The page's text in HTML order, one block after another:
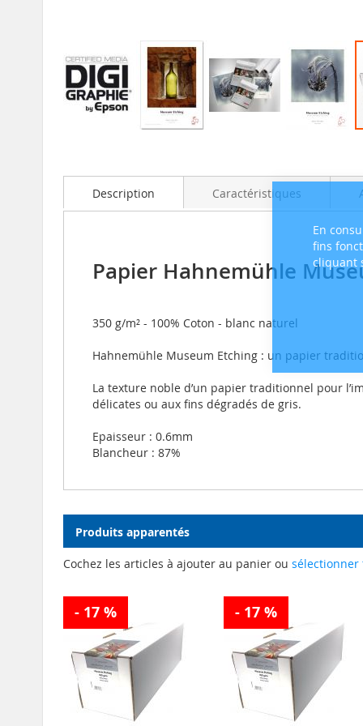
En
fins
cliquant
beginningDescription
Papier Hahnemühle
350 g/m² - 100% Coton - blanc naturel
Hahnemühle Museum Etching : un papier
La texture noble d’un papier traditionnel pour
délicates ou aux fins dégradés de gris.
Epaisseur : 0.6mm
Blancheur : 87%
Caractéristiques
Produits apparentés
Cochez les articles à ajouter au panier ou sélectionner
- 17 % - 17 %